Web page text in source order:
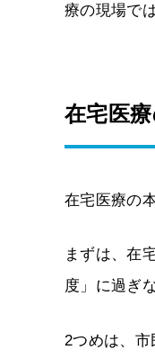
療の現場で
在宅医
在宅医療の
まずは、在
度」に過ぎ
2つめは、